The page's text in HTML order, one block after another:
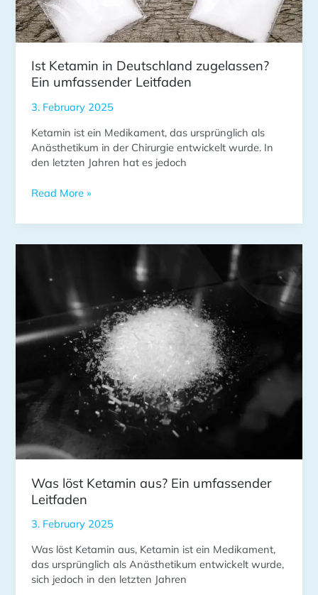
Ist Ketamin in Deutschland zugelassen?
Ein umfassender Leitfaden
3. February 2025
Ketamin ist ein Medikament, das ursprünglich als
Anästhetikum in der Chirurgie entwickelt wurde. In
den letzten Jahren hat es jedoch
Read More »
Was löst Ketamin aus? Ein umfassender
Leitfaden
3. February 2025
Was löst Ketamin aus, Ketamin ist ein Medikament,
das ursprünglich als Anästhetikum entwickelt wurde,
sich jedoch in den letzten Jahren
Ketamin
umfassender
Leitfaden